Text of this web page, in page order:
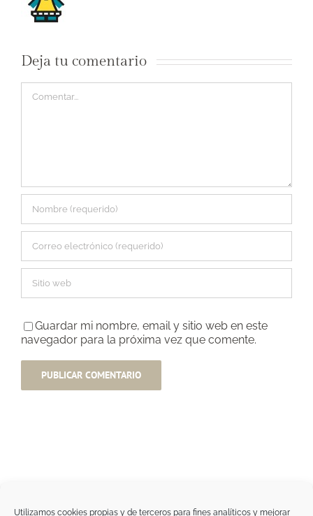
Utilizamos cookies propias y de terceros para fines analíticos y mejorar
Deja tu comentario
Guardar mi nombre, email y sitio web en este
navegador para la próxima vez que comente.